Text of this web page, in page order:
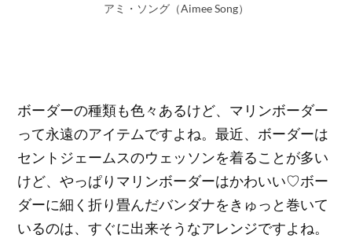
アミ・ソング（Aimee Song）
ボーダーの種類も色々あるけど、マリンボーダー
って永遠のアイテムですよね。最近、ボーダーは
セントジェームスのウェッソンを着ることが多い
けど、やっぱりマリンボーダーはかわいい♡ボー
ダーに細く折り畳んだバンダナをきゅっと巻いて
いるのは、すぐに出来そうなアレンジですよね。